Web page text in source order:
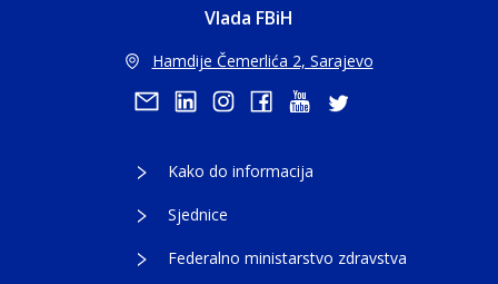
Vlada FBiH
Hamdije Čemerlića 2, Sarajevo
Kako do informacija
Sjednice
Federalno ministarstvo zdravstva